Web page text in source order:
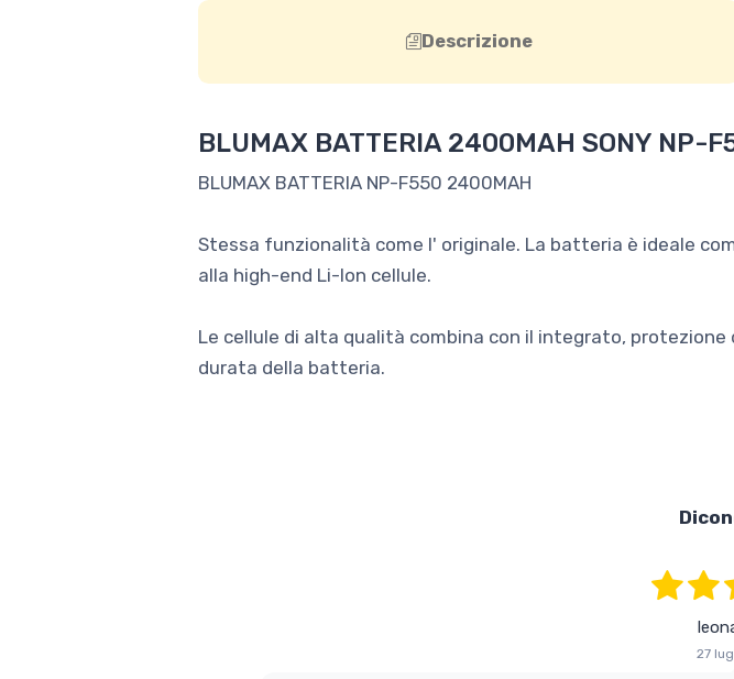
Descrizione
BLUMAX BATTERIA 2400MAH SONY NP-
BLUMAX BATTERIA NP-F550 2400MAH
Stessa funzionalità come l' originale. La batteria è ideale
alla high-end Li-Ion cellule.
Le cellule di alta qualità combina con il integrato,
durata della batteria.
27